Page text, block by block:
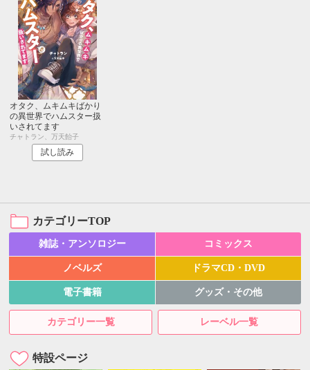
オタク、ムキムキばかり
の異世界でハムスター扱
いされてます
チャトラン、万天飴子
試し読み
カテゴリーTOP
雑誌・アンソロジー コミックス
ノベルズ ドラマCD・DVD
電子書籍 グッズ・その他
カテゴリー一覧 レーベル一覧
特設ページ